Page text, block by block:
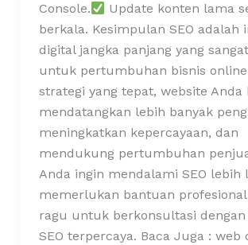
Console.
Update konten lama
berkala. Kesimpulan SEO adalah
digital jangka panjang yang
untuk pertumbuhan bisnis
strategi yang tepat, website Anda
mendatangkan lebih banyak
meningkatkan kepercayaan, dan
mendukung pertumbuhan
Anda ingin mendalami SEO lebih
memerlukan bantuan
ragu untuk berkonsultasi
SEO terpercaya. Baca Juga : web